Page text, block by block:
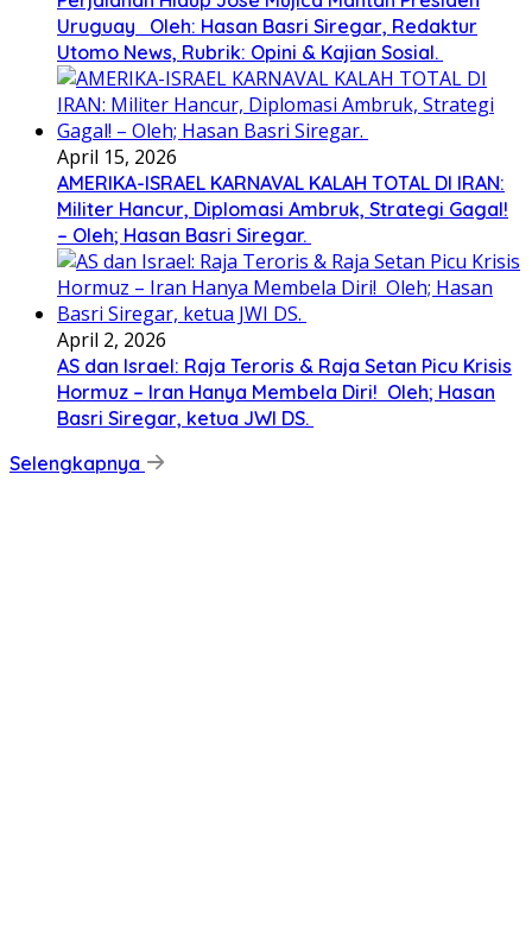
Uruguay Oleh: Hasan Basri Siregar, Redaktur
Utomo News, Rubrik: Opini & Kajian Sosial.
April 15, 2026
AMERIKA-ISRAEL KARNAVAL KALAH TOTAL DI IRAN:
Militer Hancur, Diplomasi Ambruk, Strategi Gagal!
– Oleh; Hasan Basri Siregar.
April 2, 2026
AS dan Israel: Raja Teroris & Raja Setan Picu Krisis
Hormuz – Iran Hanya Membela Diri! Oleh; Hasan
Basri Siregar, ketua JWI DS.
Selengkapnya